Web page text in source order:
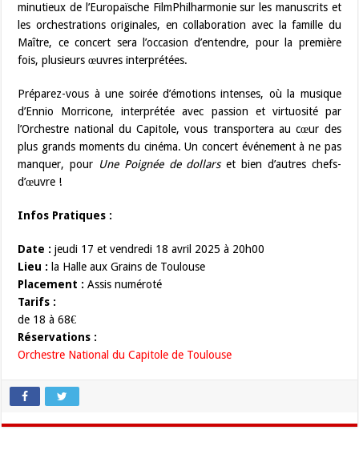
minutieux de l’Europaïsche FilmPhilharmonie sur les manuscrits et
les orchestrations originales, en collaboration avec la famille du
Maître, ce concert sera l’occasion d’entendre, pour la première
fois, plusieurs œuvres interprétées.
Préparez-vous à une soirée d’émotions intenses, où la musique
d’Ennio Morricone, interprétée avec passion et virtuosité par
l’Orchestre national du Capitole, vous transportera au cœur des
plus grands moments du cinéma. Un concert événement à ne pas
manquer, pour Une Poignée de dollarset bien d’autres chefs-
d’œuvre !
Infos Pratiques :
Date : jeudi 17 et vendredi 18 avril 2025 à 20h00
Lieu : la Halle aux Grains de Toulouse
Placement : Assis numéroté
Tarifs :
de 18 à 68€
Réservations :
Orchestre National du Capitole de Toulouse